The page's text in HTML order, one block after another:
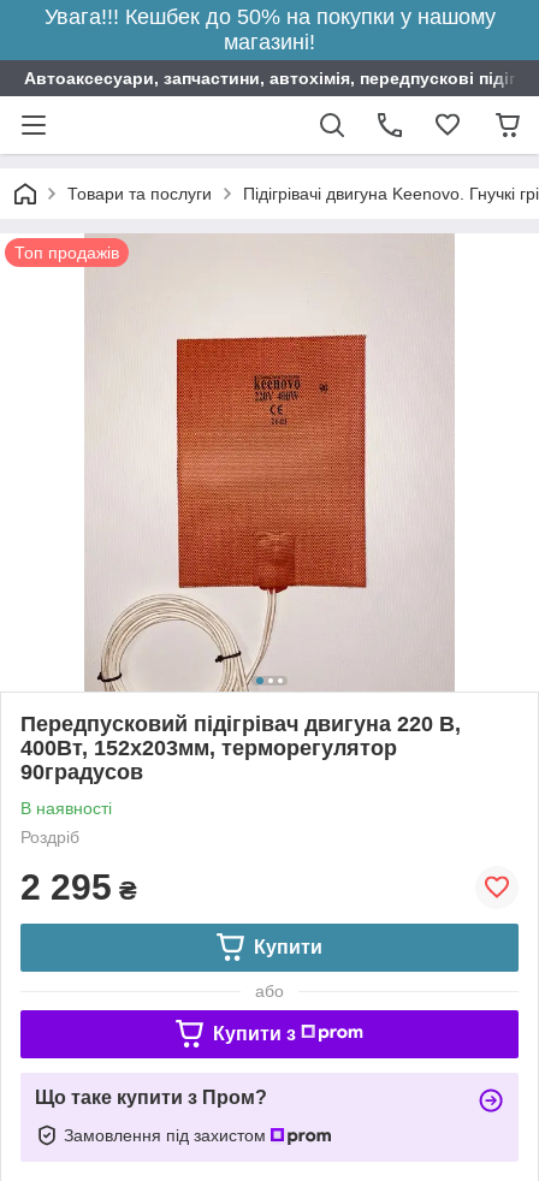
Увага!!! Кешбек до 50% на покупки у нашому
магазині!
Автоаксесуари, запчастини, автохімія, передпускові
Товари та послуги Підігрівачі двигуна Keenovo.
Топ продажів
Передпусковий підігрівач двигуна 220 В,
400Вт, 152х203мм, терморегулятор
90градусов
В наявності
Роздріб
2 295 ₴
Купити
або
Купити з
Що таке купити з Пром?
Замовлення під захистом